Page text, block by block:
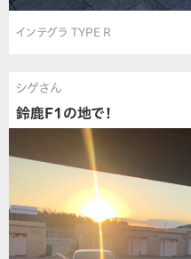
インテグラ TYPE R
シゲさん
鈴鹿F1の地で！